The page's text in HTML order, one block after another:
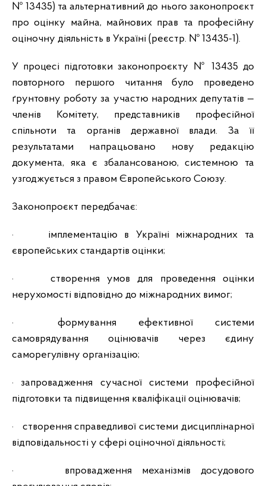
№ 13435) та альтернативний до нього законопроєкт
про оцінку майна, майнових прав та професійну
оціночну діяльність в Україні (реєстр. № 13435-1).
У процесі підготовки законопроєкту № 13435 до
повторного першого читання було проведено
ґрунтовну роботу за участю народних депутатів —
членів Комітету, представників професійної
спільноти та органів державної влади. За її
результатами напрацьовано нову редакцію
документа, яка є збалансованою, системною та
узгоджується з правом Європейського Союзу.
Законопроєкт передбачає:
·
імплементацію в Україні міжнародних та
європейських стандартів оцінки;
·
створення умов для проведення оцінки
нерухомості відповідно до міжнародних вимог;
·
формування ефективної системи
самоврядування оцінювачів через єдину
саморегулівну організацію;
·
запровадження сучасної системи професійної
підготовки та підвищення кваліфікації оцінювачів;
·
створення справедливої системи дисциплінарної
відповідальності у сфері оціночної діяльності;
·
впровадження механізмів досудового